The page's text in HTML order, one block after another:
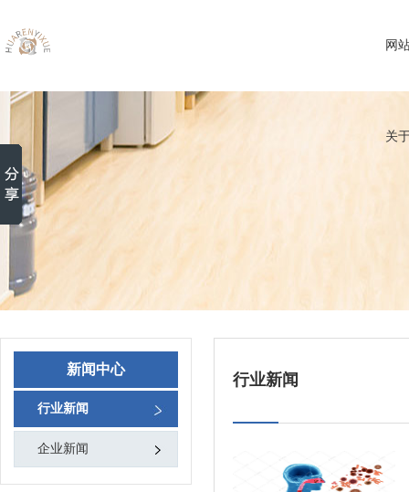
网
关
新闻中心
行业新闻
企业新闻
行业新闻